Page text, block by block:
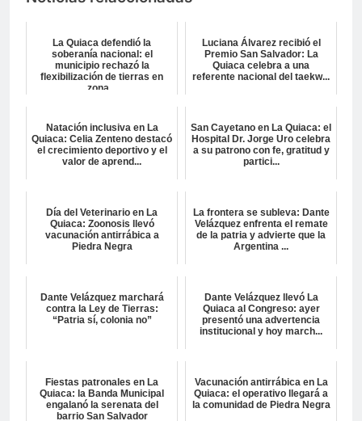
La Quiaca defendió la
soberanía nacional: el
municipio rechazó la
flexibilización de tierras en
zona...
Luciana Álvarez recibió el
Premio San Salvador: La
Quiaca celebra a una
referente nacional del taekw...
Natación inclusiva en La
Quiaca: Celia Zenteno destacó
el crecimiento deportivo y el
valor de aprend...
San Cayetano en La Quiaca: el
Hospital Dr. Jorge Uro celebra
a su patrono con fe, gratitud y
partici...
Día del Veterinario en La
Quiaca: Zoonosis llevó
vacunación antirrábica a
Piedra Negra
La frontera se subleva: Dante
Velázquez enfrenta el remate
de la patria y advierte que la
Argentina ...
Dante Velázquez marchará
contra la Ley de Tierras:
“Patria sí, colonia no”
Dante Velázquez llevó La
Quiaca al Congreso: ayer
presentó una advertencia
institucional y hoy march...
Fiestas patronales en La
Quiaca: la Banda Municipal
engalanó la serenata del
barrio San Salvador
Vacunación antirrábica en La
Quiaca: el operativo llegará a
la comunidad de Piedra Negra